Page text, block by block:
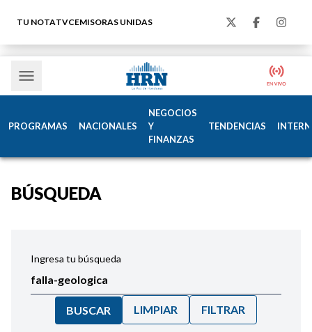
TU NOTATVCEMISORAS UNIDAS
PROGRAMAS NACIONALES
NEGOCIOS
Y
FINANZAS
TENDENCIAS
BÚSQUEDA
Ingresa tu búsqueda
BUSCAR LIMPIAR FILTRAR